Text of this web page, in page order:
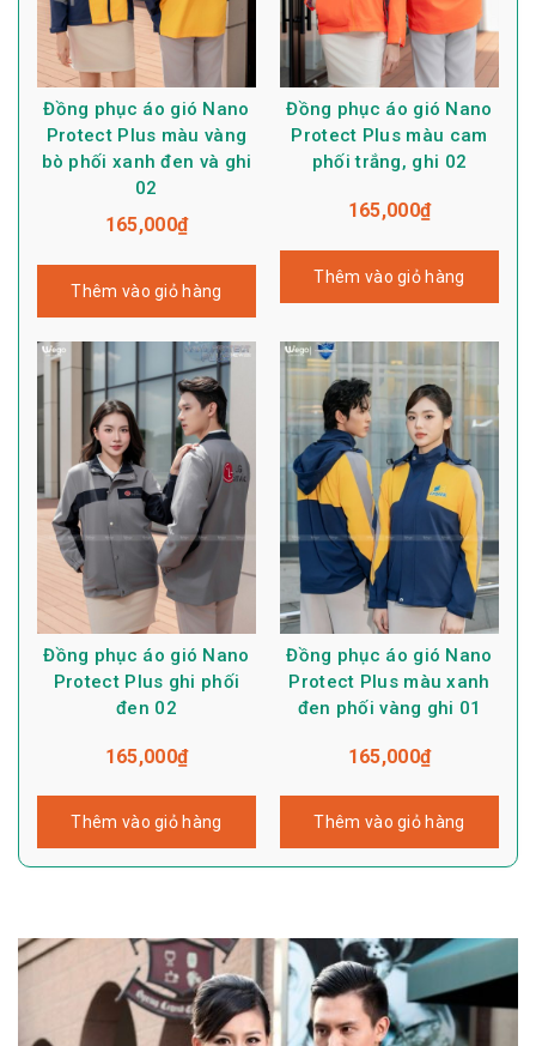
Đồng phục áo gió Nano
Protect Plus màu vàng
bò phối xanh đen và ghi
02
165,000₫
Thêm vào giỏ hàng
Đồng phục áo gió Nano
Protect Plus màu cam
phối trắng, ghi 02
165,000₫
Thêm vào giỏ hàng
Đồng phục áo gió Nano
Protect Plus ghi phối
đen 02
165,000₫
Thêm vào giỏ hàng
Đồng phục áo gió Nano
Protect Plus màu xanh
đen phối vàng ghi 01
165,000₫
Thêm vào giỏ hàng